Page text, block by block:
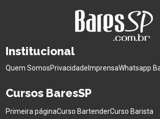
Institucional
Quem SomosPrivacidade ImprensaWhatsapp
Cursos BaresSP
Primeira páginaCurso BartenderCurso Barista